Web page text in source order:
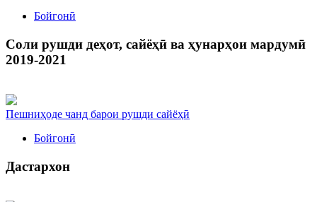
Бойгонӣ
Соли рушди деҳот, сайёҳӣ ва ҳунарҳои мардумӣ
2019-2021
Пешниҳоде чанд барои рушди сайёҳӣ
Бойгонӣ
Дастархон